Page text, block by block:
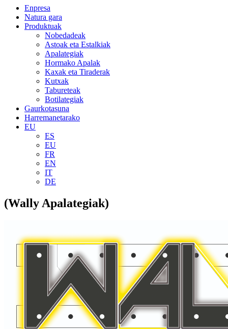
Enpresa
Natura gara
Produktuak
Nobedadeak
Astoak eta Estalkiak
Apalategiak
Hormako Apalak
Kaxak eta Tiraderak
Kutxak
Tabureteak
Botilategiak
Gaurkotasuna
Harremanetarako
EU
ES
EU
FR
EN
IT
DE
(Wally Apalategiak)